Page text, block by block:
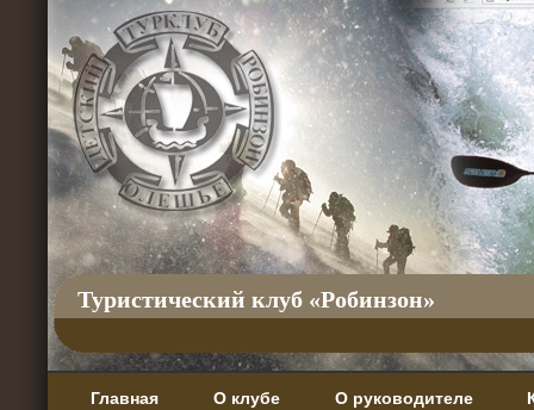
Туристический клуб «Робинзон»
Главная О клубе О руководителе